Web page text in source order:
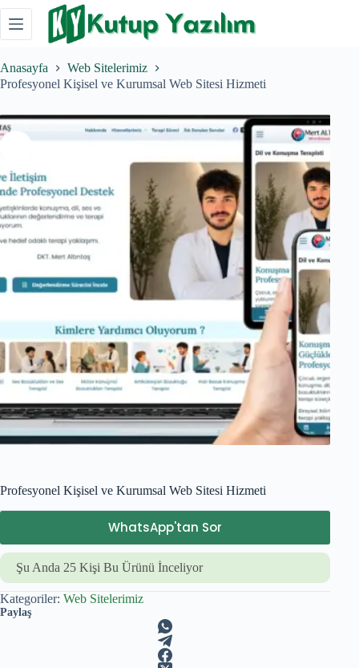
Skip
Anasayfa
Web Sitelerimiz
Profesyonel Kişisel ve Kurumsal Web Sitesi Hizmeti
Profesyonel Kişisel ve Kurumsal Web Sitesi Hizmeti
WhatsApp'tan Sor
Şu Anda 25 Kişi Bu Ürünü İnceliyor
Kategoriler: Web Sitelerimiz
Paylaş